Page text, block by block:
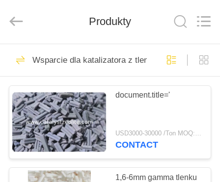
DOM
PRODUKTY
NAS
WYCIECZKA
Rights
Katalizator Zeolit
43
Produkty
Wsparcie dla katalizatora z tlenku glinu
document.title='
USD3000-30000 /Ton MOQ:1 KG
CONTACT
1,6-6mm gamma tlenku